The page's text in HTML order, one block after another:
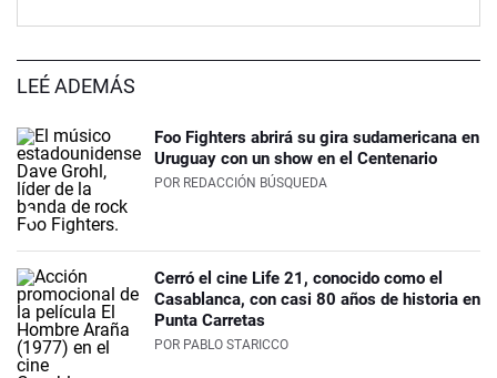
LEÉ ADEMÁS
Foo Fighters abrirá su gira sudamericana en
Uruguay con un show en el Centenario
POR REDACCIÓN BÚSQUEDA
Cerró el cine Life 21, conocido como el
Casablanca, con casi 80 años de historia en
Punta Carretas
POR PABLO STARICCO